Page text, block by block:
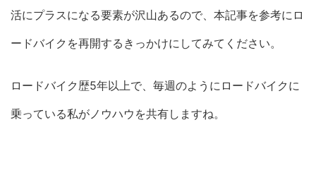
活にプラスになる要素が沢山あるので、本記事を参考にロ
ードバイクを再開するきっかけにしてみてください。
ロードバイク歴5年以上で、毎週のようにロードバイクに
乗っている私がノウハウを共有しますね。